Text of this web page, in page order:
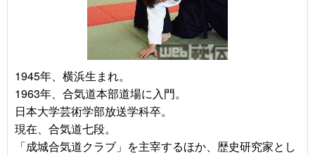
1945年、横浜生まれ。
1963年、合気道本部道場に入門。
日本大学芸術学部放送学科卒。
現在、合気道七段。
「成城合気道クラブ」を主宰するほか、歴史研究家とし